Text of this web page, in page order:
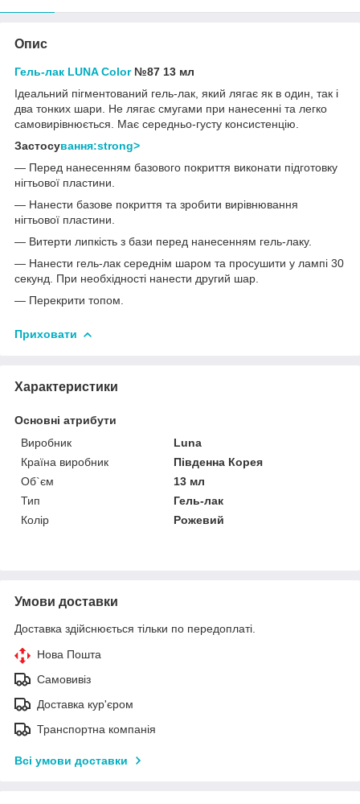
Опис
Гель-лак LUNA Color№87 13 мл
Ідеальний пігментований гель-лак, який лягає як в один, так і
два тонких шари. Не лягає смугами при нанесенні та легко
самовирівнюється. Має середньо-густу консистенцію.
Застосування:strong>
— Перед нанесенням базового покриття виконати підготовку
нігтьової пластини.
— Нанести базове покриття та зробити вирівнювання
нігтьової пластини.
— Витерти липкість з бази перед нанесенням гель-лаку.
— Нанести гель-лак середнім шаром та просушити у лампі 30
секунд. При необхідності нанести другий шар.
— Перекрити топом.
Приховати
Характеристики
Основні атрибути
Виробник
Luna
Країна виробник
Південна Корея
Об`єм
13 мл
Тип
Гель-лак
Колір
Рожевий
Умови доставки
Доставка здійснюється тільки по передоплаті.
Нова Пошта
Самовивіз
Доставка кур'єром
Транспортна компанія
Всі умови доставки